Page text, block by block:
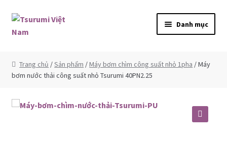
Đi đến Điều hướng
Chuyển đến nội dung Danh mục
Giới thiệu
Sản phẩm
Trang chủ /Sản phẩm /Máy bơm chìm công suất nhỏ 1pha / Máy
bơm nước thải công suất nhỏ Tsurumi 40PN2.25